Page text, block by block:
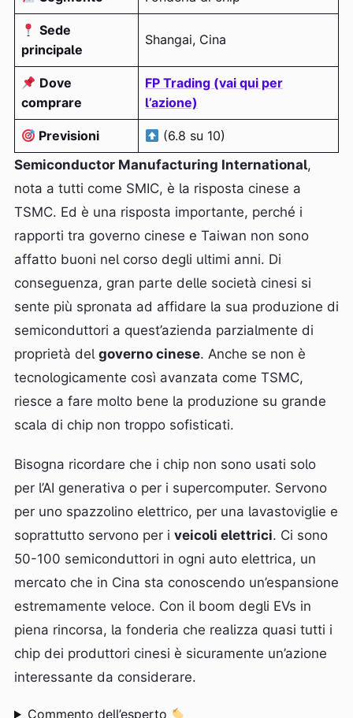
Sede
principale
Shangai, Cina
Dove
comprare
FP Trading (vai qui per
l’azione)
Previsioni
(6.8 su 10)
Semiconductor Manufacturing International,
nota a tutti come SMIC, è la risposta cinese a
TSMC. Ed è una risposta importante, perché i
rapporti tra governo cinese e Taiwan non sono
affatto buoni nel corso degli ultimi anni. Di
conseguenza, gran parte delle società cinesi si
sente più spronata ad affidare la sua produzione di
semiconduttori a quest’azienda parzialmente di
proprietà del governo cinese. Anche se non è
tecnologicamente così avanzata come TSMC,
riesce a fare molto bene la produzione su grande
scala di chip non troppo sofisticati.
Bisogna ricordare che i chip non sono usati solo
per l’AI generativa o per i supercomputer. Servono
per uno spazzolino elettrico, per una lavastoviglie e
soprattutto servono per i veicoli elettrici. Ci sono
50-100 semiconduttori in ogni auto elettrica, un
mercato che in Cina sta conoscendo un’espansione
estremamente veloce. Con il boom degli EVs in
piena rincorsa, la fonderia che realizza quasi tutti i
chip dei produttori cinesi è sicuramente un’azione
interessante da considerare.
Commento dell’esperto